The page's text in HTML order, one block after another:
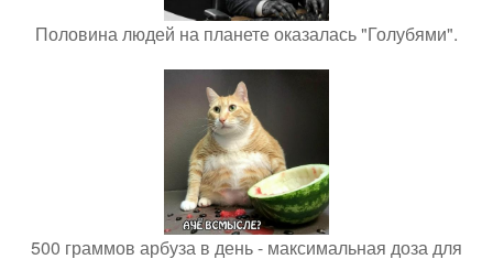
Половина людей на планете оказалась "Голубями".
500 граммов арбуза в день - максимальная доза для